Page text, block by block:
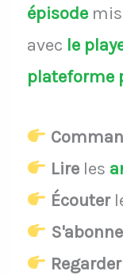
épisodemis
avec le
plateforme
Lireles
Écouter
Regarder